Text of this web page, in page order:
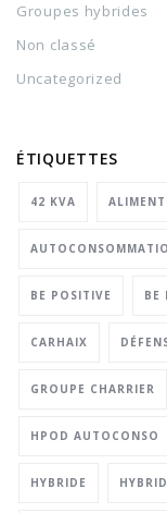
Groupes hybrides
Non classé
Uncategorized
ÉTIQUETTES
42 KVA
BE POSITIVE BE
CARHAIX
GROUPE CHARRIER
HPOD AUTOCONSO
HYBRIDE